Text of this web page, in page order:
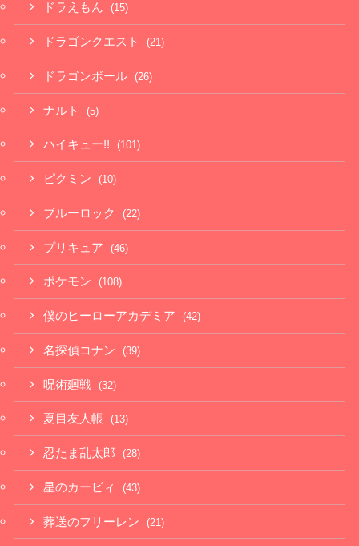
ドラえもん (15)
ドラゴンクエスト (21)
ドラゴンボール (26)
ナルト (5)
ハイキュー!! (101)
ピクミン (10)
ブルーロック (22)
プリキュア (46)
ポケモン (108)
僕のヒーローアカデミア (42)
名探偵コナン (39)
呪術廻戦 (32)
夏目友人帳 (13)
忍たま乱太郎 (28)
星のカービィ (43)
葬送のフリーレン (21)